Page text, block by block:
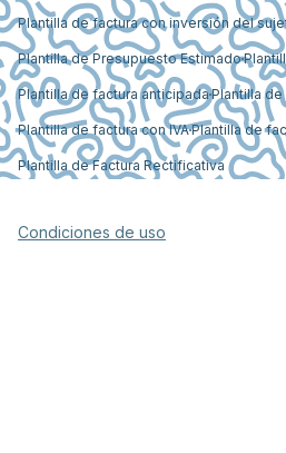
Plantilla de factura con inversión del
Plantilla de Presupuesto Estimado
Plantilla de factura anticipada Plantilla
Plantilla de factura con IVAPlantilla de
Plantilla de Factura Rectificativa
Condiciones de uso